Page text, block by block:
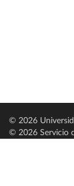
© 2026
© 2026 Servicio